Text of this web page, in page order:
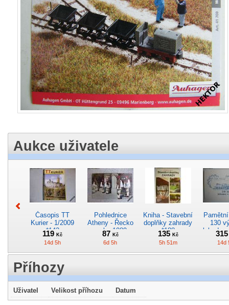
Aukce uživatele
Časopis TT
Kurier - 1/2009
*142
119Kč
14d 5h
Pohlednice
Atheny - Řecko
z roku 1989.
Nová nepoužitá
*5019
87 Kč
6d 5h
Kniha - Stavební
doplňky zahrady
*188
135 Kč
5h 51m
130
14d
Pohlednice -
Pohlednice -
Pohlednice
Příhozy
Uživatel Velikost příhozu Datum